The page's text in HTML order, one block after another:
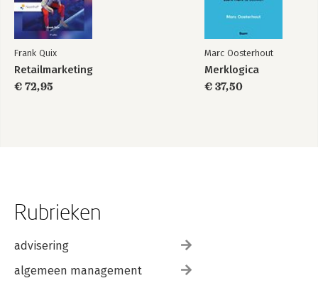
Frank Quix
Retailmarketing
€ 72,95
Marc Oosterhout
Merklogica
€ 37,50
Rubrieken
advisering
algemeen management